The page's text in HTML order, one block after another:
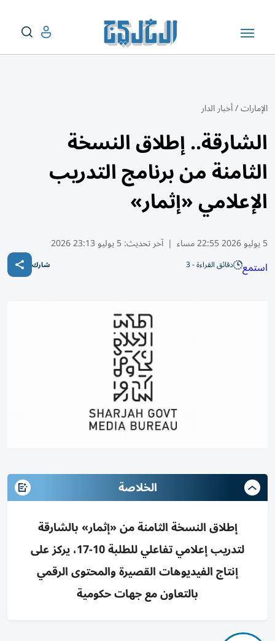
الإمارات/أخبار الدار
الشارقة.. إطلاق النسخة
الثامنة من برنامج التدريب
الإعلامي «إثمار»
5 يوليو 2026 22:55 مساء | آخر تحديث:5 يوليو 23:13 2026
استمع دقائق القراءة - 3 شارك
الخلاصة
إطلاق النسخة الثامنة من «إثمار» بالشارقة
لتدريب إعلامي تفاعلي للطلبة 10-17، يركز على
إنتاج الفيديوهات القصيرة والمحتوى الرقمي
بالتعاون مع جهات حكومية